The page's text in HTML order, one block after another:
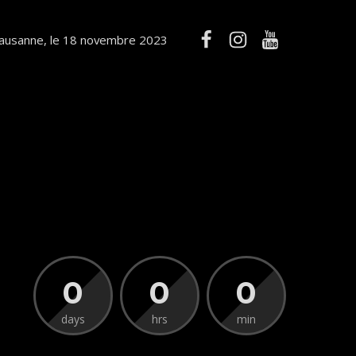
le 18 novembre 2023
0
days
0
hrs
0
min